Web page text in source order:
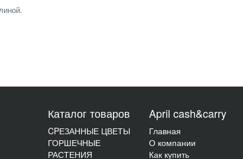
Каталог товаров
CPЕЗАННЫЕ ЦВЕТЫ
ГОРШЕЧНЫЕ
РАСТЕНИЯ
April cash&carry
Главная
О компании
Как купить